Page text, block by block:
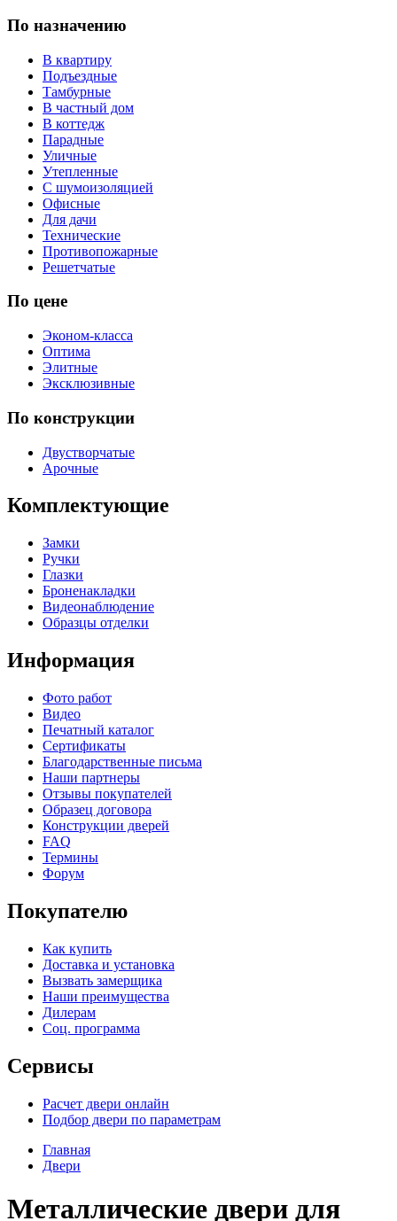
По назначению
В квартиру
Подъездные
Тамбурные
В частный дом
В коттедж
Парадные
Уличные
Утепленные
С шумоизоляцией
Офисные
Для дачи
Технические
Противопожарные
Решетчатые
По цене
Эконом-класса
Оптима
Элитные
Эксклюзивные
По конструкции
Двустворчатые
Арочные
Комплектующие
Замки
Ручки
Глазки
Броненакладки
Видеонаблюдение
Образцы отделки
Информация
Фото работ
Видео
Печатный каталог
Сертификаты
Благодарственные письма
Наши партнеры
Отзывы покупателей
Образец договора
Конструкции дверей
FAQ
Термины
Форум
Покупателю
Как купить
Доставка и установка
Вызвать замерщика
Наши преимущества
Дилерам
Соц. программа
Сервисы
Расчет двери онлайн
Подбор двери по параметрам
Главная
Двери
Металлические двери для